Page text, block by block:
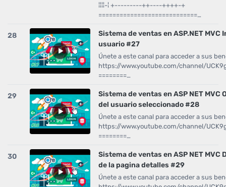
¦¦¦¦-¦ +---------++----++++-+
============================…
28
Sistema de ventas en ASP.NET
usuario #27
Únete a este canal para acceder a sus
https://www.youtube.com/channel/
========…
29
Sistema de ventas en ASP NET
del usuario seleccionado #28
Únete a este canal para acceder a sus
https://www.youtube.com/channel/
========…
30
Sistema de ventas en ASP NET
de la pagina detalles #29
Únete a este canal para acceder a sus